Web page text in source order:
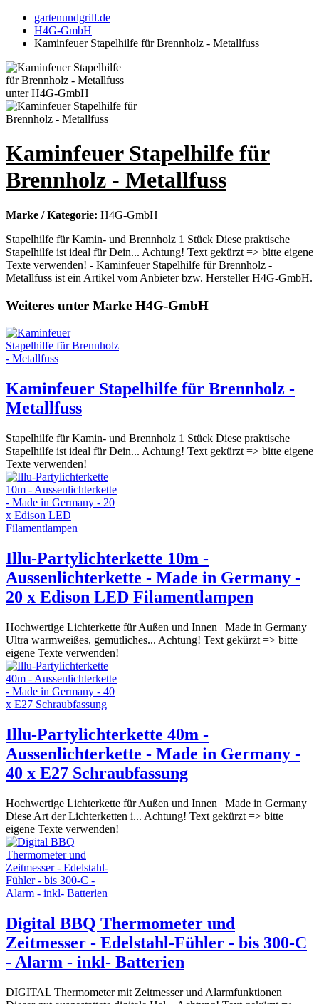
gartenundgrill.de
H4G-GmbH
Kaminfeuer Stapelhilfe für Brennholz - Metallfuss
Kaminfeuer Stapelhilfe für
Brennholz - Metallfuss
Marke / Kategorie: H4G-GmbH
Stapelhilfe für Kamin- und Brennholz 1 Stück Diese praktische
Stapelhilfe ist ideal für Dein... Achtung! Text gekürzt => bitte eigene
Texte verwenden! - Kaminfeuer Stapelhilfe für Brennholz -
Metallfuss ist ein Artikel vom Anbieter bzw. Hersteller H4G-GmbH.
Weiteres unter Marke H4G-GmbH
Kaminfeuer Stapelhilfe für Brennholz -
Metallfuss
Stapelhilfe für Kamin- und Brennholz 1 Stück Diese praktische
Stapelhilfe ist ideal für Dein... Achtung! Text gekürzt => bitte eigene
Texte verwenden!
Illu-Partylichterkette 10m -
Aussenlichterkette - Made in Germany -
20 x Edison LED Filamentlampen
Hochwertige Lichterkette für Außen und Innen | Made in Germany
Ultra warmweißes, gemütliches... Achtung! Text gekürzt => bitte
eigene Texte verwenden!
Illu-Partylichterkette 40m -
Aussenlichterkette - Made in Germany -
40 x E27 Schraubfassung
Hochwertige Lichterkette für Außen und Innen | Made in Germany
Diese Art der Lichterketten i... Achtung! Text gekürzt => bitte
eigene Texte verwenden!
Digital BBQ Thermometer und
Zeitmesser - Edelstahl-Fühler - bis 300-C
- Alarm - inkl- Batterien
DIGITAL Thermometer mit Zeitmesser und Alarmfunktionen